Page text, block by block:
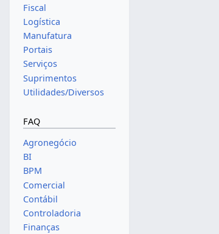
Fiscal
Logística
Manufatura
Portais
Serviços
Suprimentos
Utilidades/Diversos
FAQ
Agronegócio
BI
BPM
Comercial
Contábil
Controladoria
Finanças